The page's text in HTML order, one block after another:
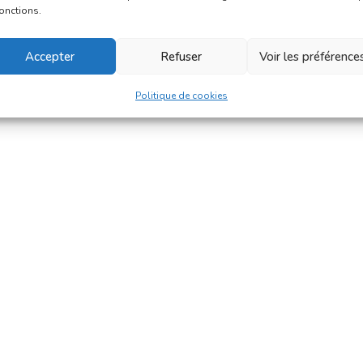
Accepter Refuser Voir les
Politique de cookies